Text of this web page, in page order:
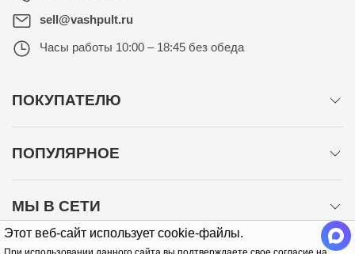
Этот веб-сайт использует cookie-файлы.
sell@vashpult.ru
Часы работы 10:00 – 18:45 без обеда
ПОКУПАТЕЛЮ
ПОПУЛЯРНОЕ
МЫ В СЕТИ